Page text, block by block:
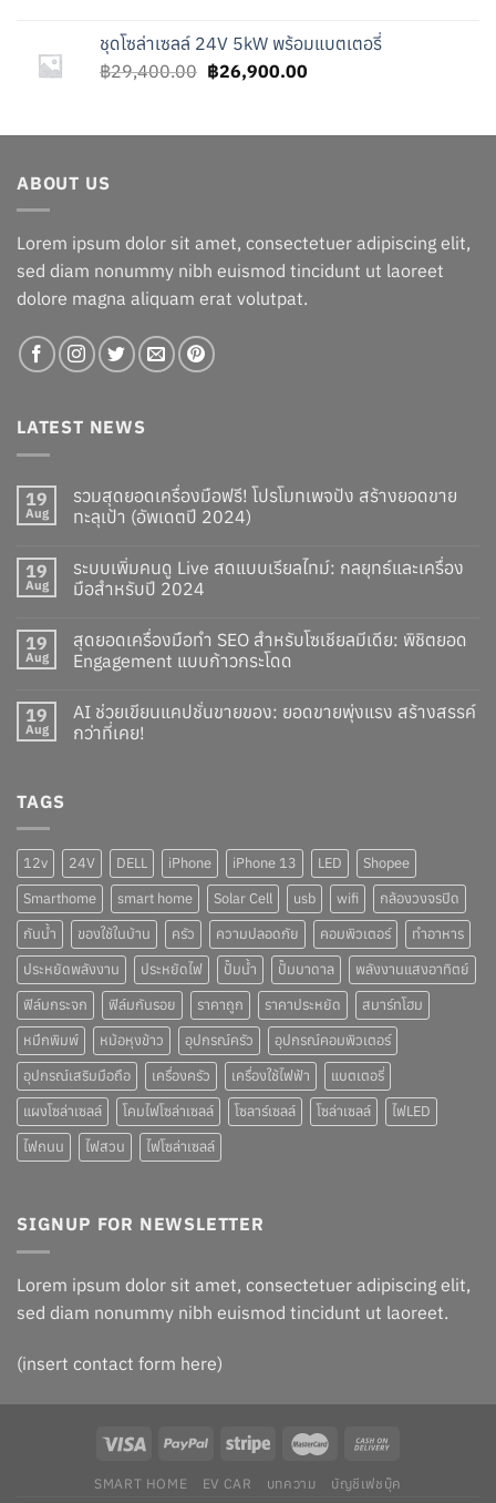
฿25,400.00.฿22,900.00.
ชุดโซล่าเซลล์ 24V 5kW พร้อมแบตเตอรี่
฿29,400.00 Original
฿29,400.00.
฿26,900.00Current
฿26,900.00.
ABOUT US
Lorem ipsum dolor sit amet, consectetuer adipiscing elit,
sed diam nonummy nibh euismod tincidunt ut laoreet
dolore magna aliquam erat volutpat.
LATEST NEWS
19
Aug
รวมสุดยอดเครื่องมือฟรี! โปรโมทเพจปัง สร้างยอดขาย
ทะลุเป้า (อัพเดตปี 2024)
19
Aug
ระบบเพิ่มคนดู Live สดแบบเรียลไทม์: กลยุทธ์และเครื่อง
มือสำหรับปี 2024
19
Aug
สุดยอดเครื่องมือทำ SEO สำหรับโซเชียลมีเดีย: พิชิตยอด
Engagement แบบก้าวกระโดด
19
Aug
AI ช่วยเขียนแคปชั่นขายของ: ยอดขายพุ่งแรง สร้างสรรค์
กว่าที่เคย!
TAGS
12v 24V DELL iPhone iPhone 13 LED
Shopee
Smarthome
smart home Solar Cell usb wifi
กล้องวงจรปิด
กันน้ำ
ของใช้ในบ้าน ครัว ความปลอดภัย คอมพิวเตอร์
ทำอาหาร
ประหยัดพลังงาน
ประหยัดไฟ ปั๊มน้ำ ปั๊มบาดาล
พลังงานแสงอาทิตย์
ฟิล์มกระจก
ฟิล์มกันรอย ราคาถูก ราคาประหยัด
สมาร์ทโฮม
หมึกพิมพ์
หม้อหุงข้าว อุปกรณ์ครัว
อุปกรณ์คอมพิวเตอร์
อุปกรณ์เสริมมือถือ
เครื่องครัว เครื่องใช้ไฟฟ้า
แบตเตอรี่
แผงโซล่าเซลล์
โคมไฟโซล่าเซลล์ โซลาร์เซลล์ โซล่าเซลล์
ไฟLED
ไฟถนน
ไฟสวน ไฟโซล่าเซลล์
SIGNUP FOR NEWSLETTER
Lorem ipsum dolor sit amet, consectetuer adipiscing elit,
sed diam nonummy nibh euismod tincidunt ut laoreet.
(insert contact form here)
SMART HOME EV CAR บทความ บัญชีเฟชบุ๊ค